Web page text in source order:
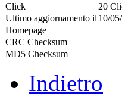
Click
20
Ultimo aggiornamento il 10/
Homepage
CRC Checksum
MD5 Checksum
Indietro